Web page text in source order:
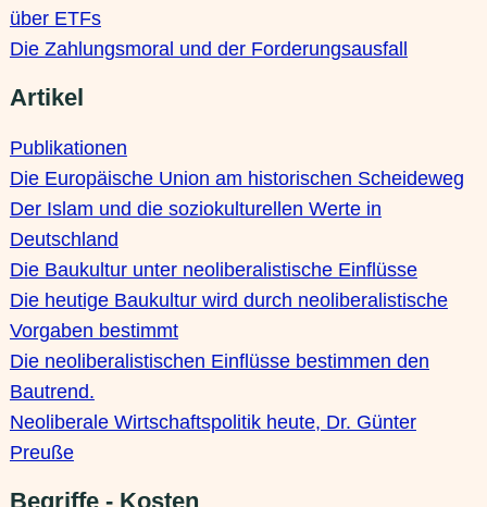
über ETFs
Die Zahlungsmoral und der Forderungsausfall
Artikel
Publikationen
Die Europäische Union am historischen Scheideweg
Der Islam und die soziokulturellen Werte in
Deutschland
Die Baukultur unter neoliberalistische Einflüsse
Die heutige Baukultur wird durch neoliberalistische
Vorgaben bestimmt
Die neoliberalistischen Einflüsse bestimmen den
Bautrend.
Neoliberale Wirtschaftspolitik heute, Dr. Günter
Preuße
Begriffe - Kosten